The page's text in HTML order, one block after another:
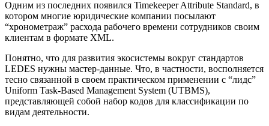
Одним из последних появился Timekeeper Attribute Standard, в
котором многие юридические компании посылают
“хронометраж” расхода рабочего времени сотрудников своим
клиентам в формате XML.
Понятно, что для развития экосистемы вокруг стандартов
LEDES нужны мастер-данные. Что, в частности, восполняется
тесно связанной в своем практическом применении с “лидс”
Uniform Task-Based Management System (UTBMS),
представляющей собой набор кодов для классификации по
видам деятельности.